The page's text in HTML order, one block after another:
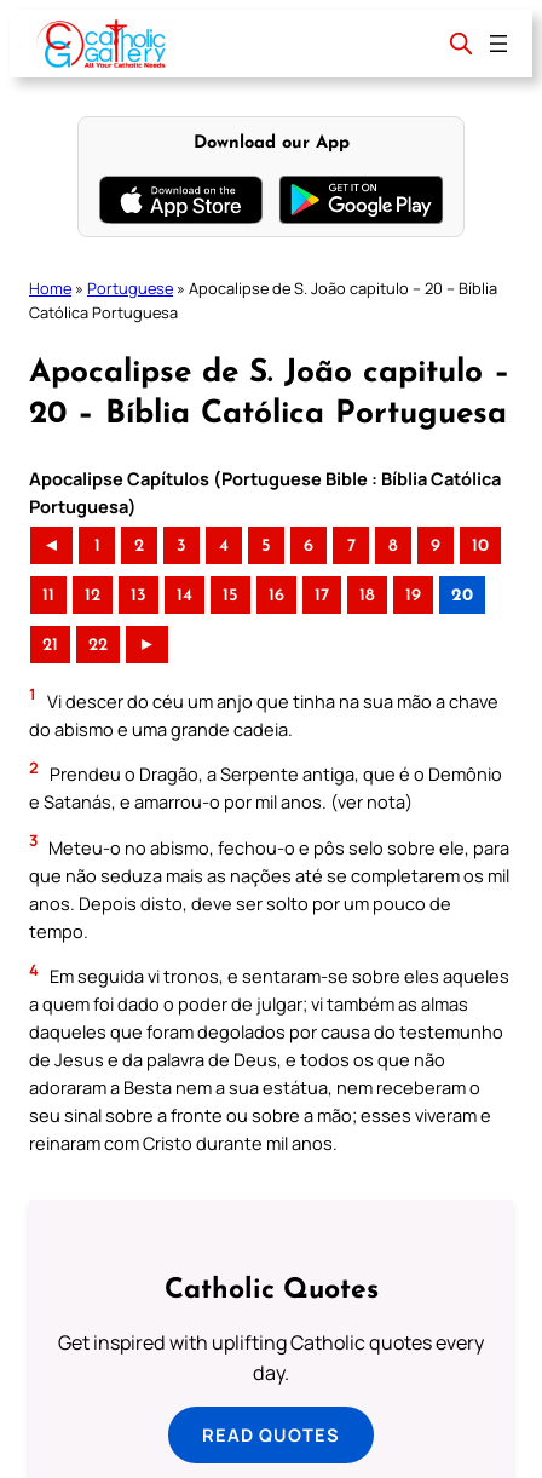
content
Download our App
Home » Portuguese » Apocalipse de S. João capitulo – 20 – Bíblia
Católica Portuguesa
Apocalipse de S. João capitulo –
20 – Bíblia Católica Portuguesa
Apocalipse Capítulos (Portuguese Bible : Bíblia Católica
Portuguesa)
◄ 1 2 3 4 5 6 7 8 9 10
11 12 13 14 15 16 17 18 19 20
21 22 ►
1
Vi descer do céu um anjo que tinha na sua mão a chave
do abismo e uma grande cadeia.
2
Prendeu o Dragão, a Serpente antiga, que é o Demônio
e Satanás, e amarrou-o por mil anos. (ver nota)
3 Meteu-o no abismo, fechou-o e pôs selo sobre ele, para
que não seduza mais as nações até se completarem os mil
anos. Depois disto, deve ser solto por um pouco de
tempo.
4 Em seguida vi tronos, e sentaram-se sobre eles aqueles
a quem foi dado o poder de julgar; vi também as almas
daqueles que foram degolados por causa do testemunho
de Jesus e da palavra de Deus, e todos os que não
adoraram a Besta nem a sua estátua, nem receberam o
seu sinal sobre a fronte ou sobre a mão; esses viveram e
reinaram com Cristo durante mil anos.
Catholic Quotes
Get inspired with uplifting Catholic quotes every
day.
READ QUOTES